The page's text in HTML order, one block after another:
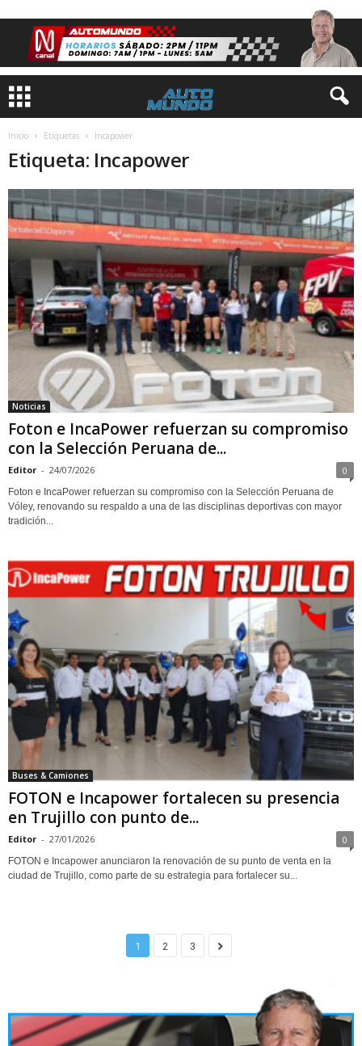
Inicio Etiquetas Incapower
Etiqueta: Incapower
Noticias
Foton e IncaPower refuerzan su compromiso
con la Selección Peruana de...
Editor - 24/07/2026 0
Foton e IncaPower refuerzan su compromiso con la Selección Peruana de
Vóley, renovando su respaldo a una de las disciplinas deportivas con mayor
tradición...
Buses & Camiones
FOTON e Incapower fortalecen su presencia
en Trujillo con punto de...
Editor - 27/01/2026 0
FOTON e Incapower anunciaron la renovación de su punto de venta en la
ciudad de Trujillo, como parte de su estrategia para fortalecer su...
1 2 3